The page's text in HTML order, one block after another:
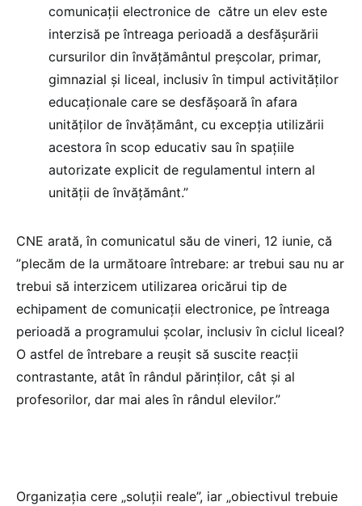
comunicații electronice de către un elev este
interzisă pe întreaga perioadă a desfășurării
cursurilor din învățământul preșcolar, primar,
gimnazial și liceal, inclusiv în timpul activităților
educaționale care se desfășoară în afara
unităților de învățământ, cu excepția utilizării
acestora în scop educativ sau în spațiile
autorizate explicit de regulamentul intern al
unității de învățământ.”
CNE arată, în comunicatul său de vineri, 12 iunie, că
”plecăm de la următoare întrebare: ar trebui sau nu ar
trebui să interzicem utilizarea oricărui tip de
echipament de comunicații electronice, pe întreaga
perioadă a programului școlar, inclusiv în ciclul liceal?
O astfel de întrebare a reușit să suscite reacții
contrastante, atât în rândul părinților, cât și al
profesorilor, dar mai ales în rândul elevilor.”
Organizația cere „soluții reale”, iar „obiectivul trebuie